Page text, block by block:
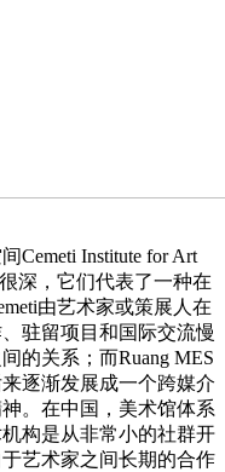
Cemeti Institute for Art
深，它们代表了一种在
由艺术家或策展人在
驻留项目和国际交流慢
的关系；而Ruang MES
逐渐发展成一个跨媒介
。在中国，美术馆体系
构是从非常小的社群开
艺术家之间长期的合作